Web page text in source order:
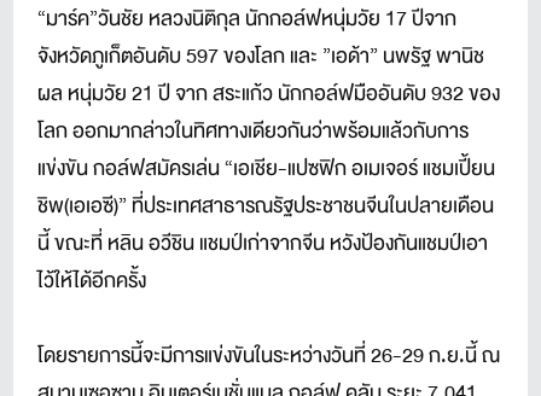
“มาร์ค”วันชัย หลวงนิติกุล นักกอล์ฟหนุ่มวัย 17 ปีจาก
จังหวัดภูเก็ตอันดับ 597 ของโลก และ ”เอด้า” นพรัฐ พานิช
ผล หนุ่มวัย 21 ปี จาก สระแก้ว นักกอล์ฟมืออันดับ 932 ของ
โลก ออกมากล่าวในทิศทางเดียวกันว่าพร้อมแล้วกับการ
แข่งขัน กอล์ฟสมัครเล่น “เอเชีย-แปซฟิก อเมเจอร์ แชมเปี้ยน
ชิพ(เอเอซี)” ที่ประเทศสาธารณรัฐประชาชนจีนในปลายเดือน
นี้ ขณะที่ หลิน อวีชิน แชมป์เก่าจากจีน หวังป้องกันแชมป์เอา
ไว้ให้ได้อีกครั้ง
โดยรายการนี้จะมีการแข่งขันในระหว่างวันที่ 26-29 ก.ย.นี้ ณ